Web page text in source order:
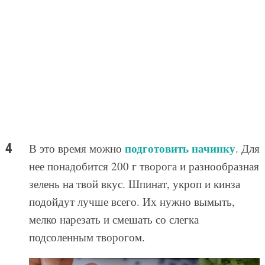
В это время можно подготовить начинку. Для
нее понадобится 200 г творога и разнообразная
зелень на твой вкус. Шпинат, укроп и кинза
подойдут лучше всего. Их нужно вымыть,
мелко нарезать и смешать со слегка
подсоленным творогом.